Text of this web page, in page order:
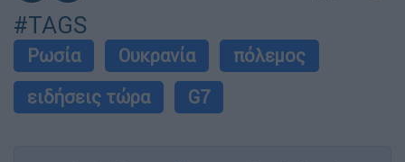
#TAGS
Ρωσία Ουκρανία
πόλεμος
ειδήσεις τώρα
G7